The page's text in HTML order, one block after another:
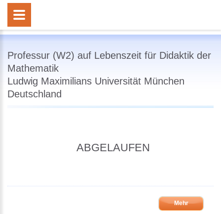
Professur (W2) auf Lebenszeit für Didaktik der
Mathematik
Ludwig Maximilians Universität München
Deutschland
ABGELAUFEN
Mehr